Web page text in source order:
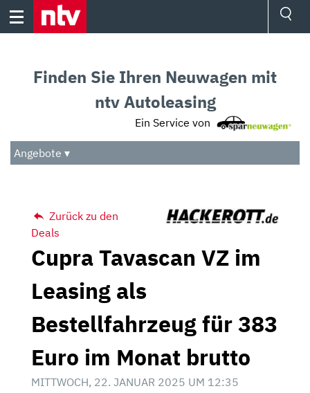
Skip
Audio
Das Beste
Finden Sie Ihren Neuwagen mit
ntv Autoleasing
Ein Service von
Angebote ▾
Zurück zu den
Deals
Cupra Tavascan VZ im
Leasing als
Bestellfahrzeug für 383
Euro im Monat brutto
MITTWOCH, 22. JANUAR 2025 UM 12:35